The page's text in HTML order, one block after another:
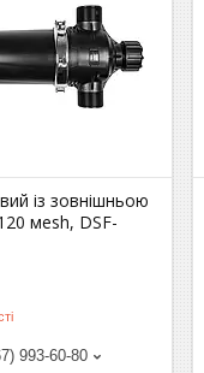
із зовнішньою
мesh, DSF-
993-60-80